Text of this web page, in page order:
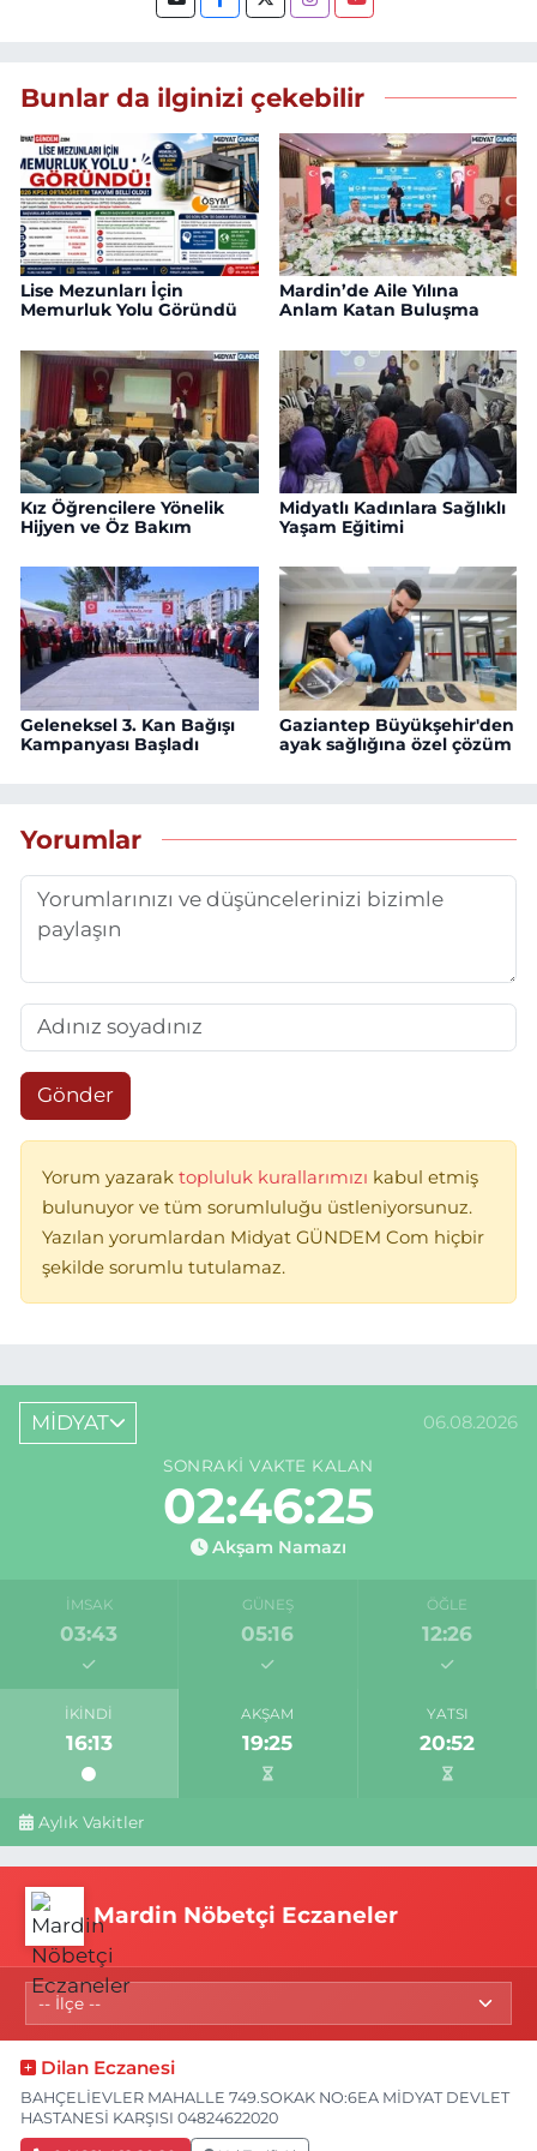
Bunlar da ilginizi çekebilir
Lise Mezunları İçin
Memurluk Yolu Göründü
Mardin’de Aile Yılına
Anlam Katan Buluşma
Kız Öğrencilere Yönelik
Hijyen ve Öz Bakım
Midyatlı Kadınlara Sağlıklı
Yaşam Eğitimi
Geleneksel 3. Kan Bağışı
Kampanyası Başladı
Gaziantep Büyükşehir'den
ayak sağlığına özel çözüm
Yorumlar
Gönder
Yorum yazarak topluluk kurallarımızı kabul etmiş
bulunuyor ve tüm sorumluluğu üstleniyorsunuz.
Yazılan yorumlardan Midyat GÜNDEM Com hiçbir
şekilde sorumlu tutulamaz.
MİDYAT 06.08.2026
SONRAKI VAKTE KALAN
02:46:25
Akşam Namazı
İMSAK
03:43
GÜNEŞ
05:16
ÖĞLE
12:26
İKINDI
16:13
AKŞAM
19:25
YATSI
20:52
Aylık Vakitler
Mardin Nöbetçi Eczaneler
Dilan Eczanesi
BAHÇELİEVLER MAHALLE 749.SOKAK NO:6EA MİDYAT DEVLET
HASTANESİ KARŞISI 04824622020